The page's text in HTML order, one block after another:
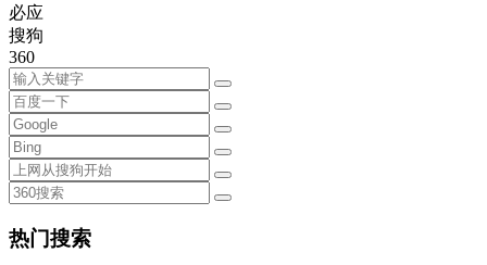
必应
搜狗
360
热门搜索